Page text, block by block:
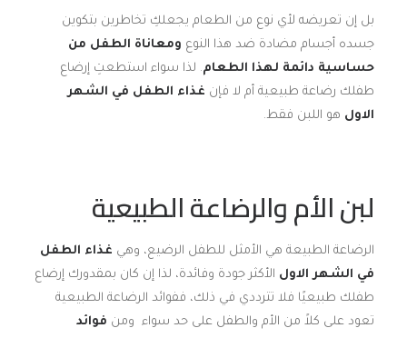
بل إن تعريضه لأي نوع من الطعام يجعلكِ تخاطرين بتكوين
جسده أجسام مضادة ضد هذا النوع ومعاناة الطفل من
حساسية دائمة لهذا الطعام. لذا سواء استطعتِ إرضاع
طفلك رضاعة طبيعية أم لا فإن غذاء الطفل في الشهر
الاول هو اللبن فقط.
لبن الأم والرضاعة الطبيعية
الرضاعة الطبيعة هي الأمثل للطفل الرضيع، وهي غذاء الطفل
في الشهر الاول الأكثر جودة وفائدة، لذا إن كان بمقدورك إرضاع
طفلك طبيعيًا فلا تترددي في ذلك، ففوائد الرضاعة الطبيعية
تعود على كلاً من الأم والطفل على حد سواء ومن فوائد